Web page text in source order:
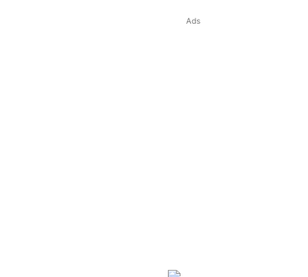
Ads